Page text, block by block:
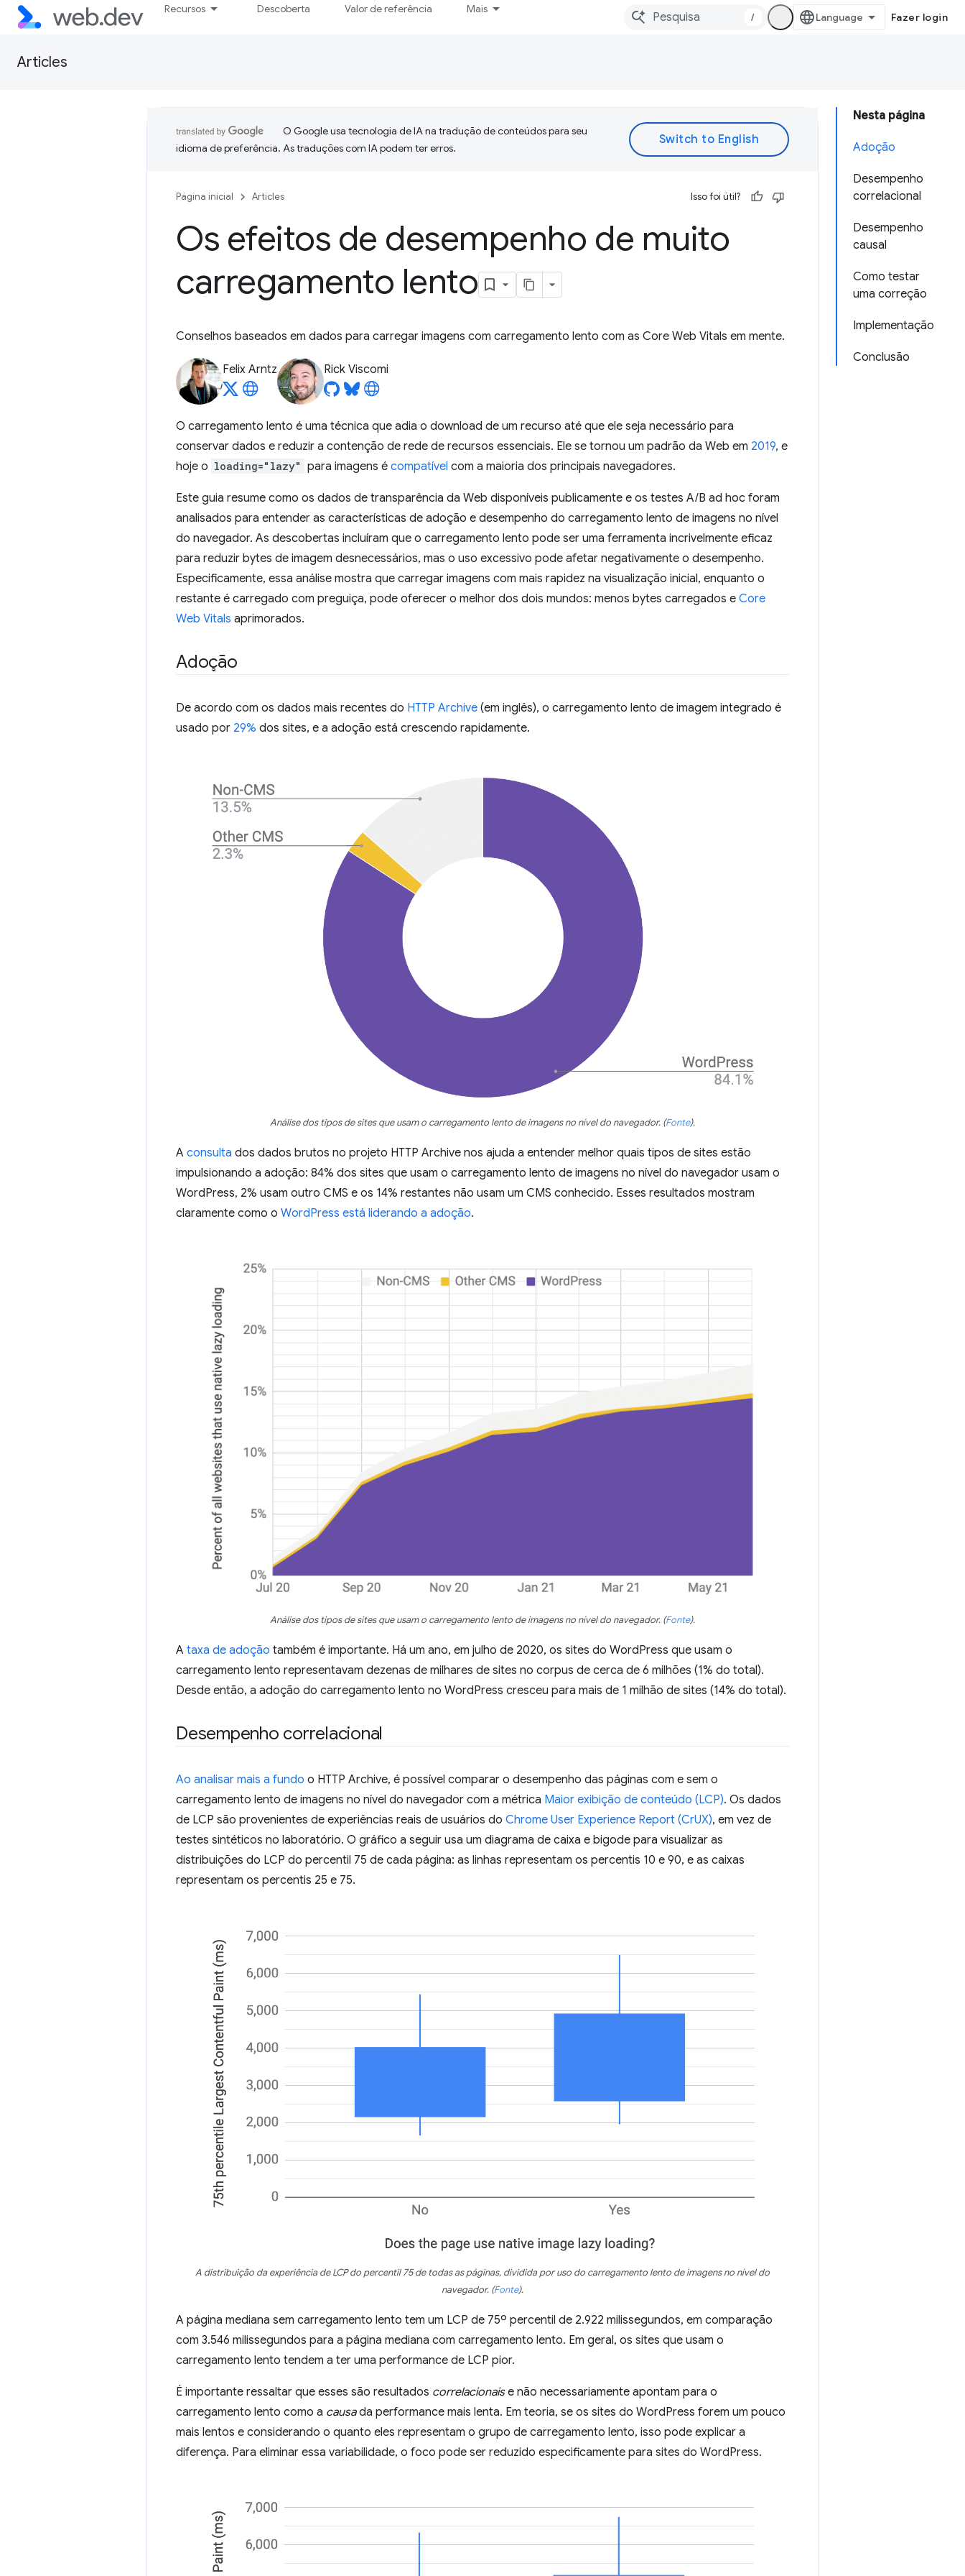
Recursos Descoberta Valor de referência Mais
/ Fazer login
Articles
Nesta página
Adoção
Desempenho
correlacional
Desempenho
causal
Como testar
uma correção
Implementação
Conclusão
O Google usa tecnologia de IA na tradução de conteúdos para seu
idioma de preferência. As traduções com IA podem ter erros.
Página inicial Articles Isso foi útil?
Os efeitos de desempenho de muito
carregamento lento
Conselhos baseados em dados para carregar imagens com carregamento lento com as Core Web Vitals em mente.
Felix Arntz Rick Viscomi
O carregamento lento é uma técnica que adia o download de um recurso até que ele seja necessário para
conservar dados e reduzir a contenção de rede de recursos essenciais. Ele se tornou um padrão da Web em 2019, e
hoje o loading="lazy" para imagens é compatível com a maioria dos principais navegadores.
Este guia resume como os dados de transparência da Web disponíveis publicamente e os testes A/B ad hoc foram
analisados para entender as características de adoção e desempenho do carregamento lento de imagens no nível
do navegador. As descobertas incluíram que o carregamento lento pode ser uma ferramenta incrivelmente eficaz
para reduzir bytes de imagem desnecessários, mas o uso excessivo pode afetar negativamente o desempenho.
Especificamente, essa análise mostra que carregar imagens com mais rapidez na visualização inicial, enquanto o
restante é carregado com preguiça, pode oferecer o melhor dos dois mundos: menos bytes carregados e Core
Web Vitals aprimorados.
Adoção
De acordo com os dados mais recentes do HTTP Archive (em inglês), o carregamento lento de imagem integrado é
usado por 29% dos sites, e a adoção está crescendo rapidamente.
Análise dos tipos de sites que usam o carregamento lento de imagens no nível do navegador. (Fonte).
A consulta dos dados brutos no projeto HTTP Archive nos ajuda a entender melhor quais tipos de sites estão
impulsionando a adoção: 84% dos sites que usam o carregamento lento de imagens no nível do navegador usam o
WordPress, 2% usam outro CMS e os 14% restantes não usam um CMS conhecido. Esses resultados mostram
claramente como o WordPress está liderando a adoção.
Análise dos tipos de sites que usam o carregamento lento de imagens no nível do navegador. (Fonte).
A taxa de adoção também é importante. Há um ano, em julho de 2020, os sites do WordPress que usam o
carregamento lento representavam dezenas de milhares de sites no corpus de cerca de 6 milhões (1% do total).
Desde então, a adoção do carregamento lento no WordPress cresceu para mais de 1 milhão de sites (14% do total).
Desempenho correlacional
Ao analisar mais a fundo o HTTP Archive, é possível comparar o desempenho das páginas com e sem o
carregamento lento de imagens no nível do navegador com a métrica Maior exibição de conteúdo (LCP). Os dados
de LCP são provenientes de experiências reais de usuários do Chrome User Experience Report (CrUX), em vez de
testes sintéticos no laboratório. O gráfico a seguir usa um diagrama de caixa e bigode para visualizar as
distribuições do LCP do percentil 75 de cada página: as linhas representam os percentis 10 e 90, e as caixas
representam os percentis 25 e 75.
A distribuição da experiência de LCP do percentil 75 de todas as páginas, dividida por uso do carregamento lento de imagens no nível do
navegador. (Fonte).
A página mediana sem carregamento lento tem um LCP de 75º percentil de 2.922 milissegundos, em comparação
com 3.546 milissegundos para a página mediana com carregamento lento. Em geral, os sites que usam o
carregamento lento tendem a ter uma performance de LCP pior.
É importante ressaltar que esses são resultados correlacionaise não necessariamente apontam para o
carregamento lento como a causada performance mais lenta. Em teoria, se os sites do WordPress forem um pouco
mais lentos e considerando o quanto eles representam o grupo de carregamento lento, isso pode explicar a
diferença. Para eliminar essa variabilidade, o foco pode ser reduzido especificamente para sites do WordPress.